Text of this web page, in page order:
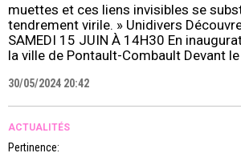
muettes et ces liens invisibles se
tendrement virile. » Unidivers
SAMEDI 15 JUIN À 14H30 En
la ville de Pontault-Combault Devant
30/05/2024 20:42
ACTUALITÉS
Pertinence: